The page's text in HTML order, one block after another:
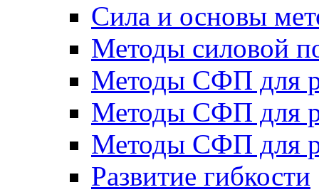
Сила и основы
Методы силовой
Методы СФП для
Методы СФП для
Методы СФП для
Развитие гибкости